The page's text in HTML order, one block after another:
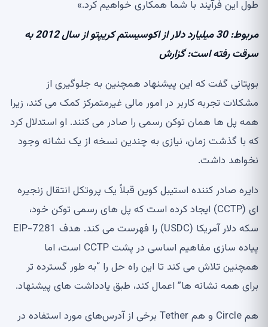
طول این فرآیند با شما همکاری خواهیم کرد.»
مربوط:
30 میلیارد دلار از اکوسیستم کریپتو از سال 2012 به
سرقت رفته است: گزارش
بوپتانی گفت که این پیشنهاد همچنین به جلوگیری از
مشکلات تجربه کاربر در امور مالی غیرمتمرکز کمک می کند، زیرا
همه پل ها همان توکن رسمی را صادر می کنند. او استدلال کرد
که با گذشت زمان، نیازی به چندین نسخه از یک نشانه وجود
نخواهد داشت.
دایره صادر کننده استیبل کوین قبلاً یک پروتکل انتقال زنجیره
ای (CCTP) ایجاد کرده است که پل های رسمی توکن خود،
سکه دلار آمریکا (USDC) را فهرست می کند. هدف EIP-7281
پیاده سازی مفاهیم اساسی در پشت CCTP است، اما
همچنین تلاش می کند تا این راه حل را “به طور گسترده تر
برای همه نشانه ها” اعمال کند، طبق یادداشت های پیشنهاد.
هم Circle و هم Tether برخی از آدرس‌های مورد استفاده در